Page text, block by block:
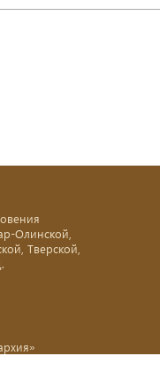
Олинской,
Тверской,